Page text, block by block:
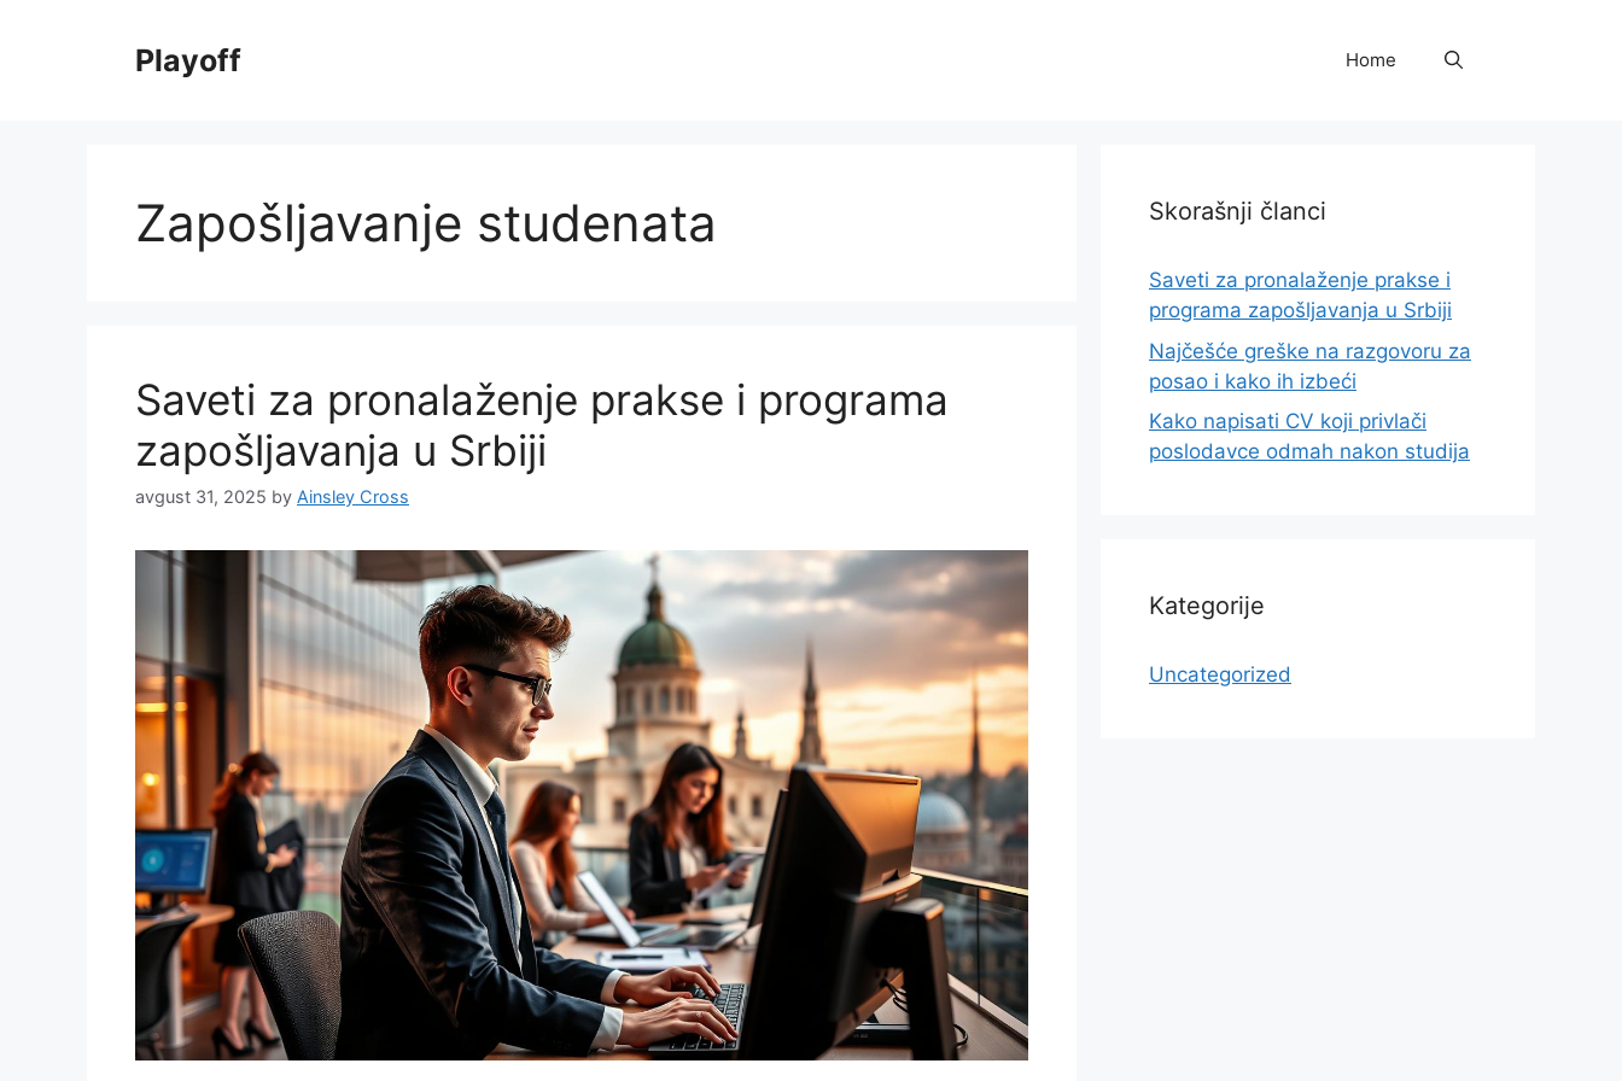
Playoff Home
Zapošljavanje studenata
Saveti za pronalaženje prakse i programa
zapošljavanja u Srbiji
avgust 31, 2025 by Ainsley Cross
Skorašnji članci
Saveti za pronalaženje prakse i
programa zapošljavanja u Srbiji
Najčešće greške na razgovoru za
posao i kako ih izbeći
Kako napisati CV koji privlači
poslodavce odmah nakon studija
Kategorije
Uncategorized